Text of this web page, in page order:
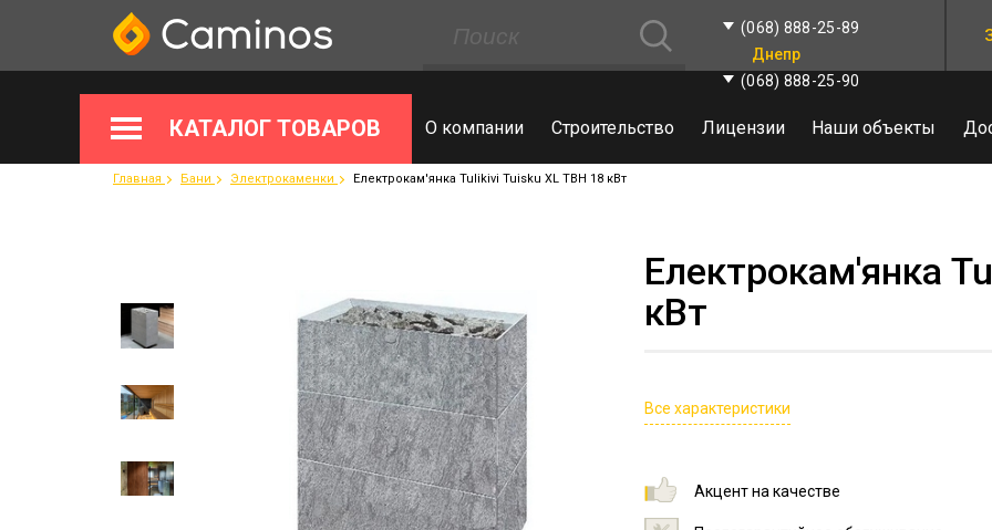
(068) 888-25-89
Днепр
(068) 888-25-90
КАТАЛОГ ТОВАРОВ О компании Строительство Лицензии Наши объекты
Главная Бани Электрокаменки Електрокам'янка Tulikivi Tuisku XL TBH 18 кВт
Електрокам'янка
кВт
Все характеристики
Акцент на качестве